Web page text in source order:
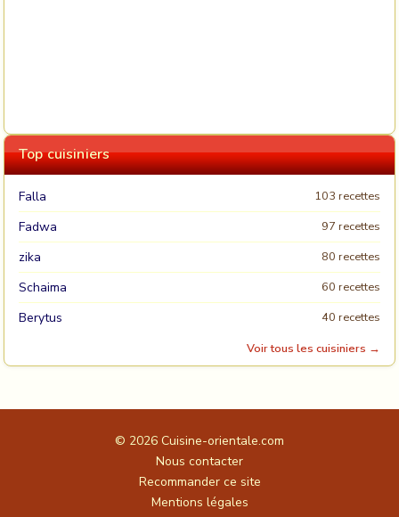
Top cuisiniers
Falla 103 recettes
Fadwa 97 recettes
zika 80 recettes
Schaima 60 recettes
Berytus
40 recettes
Voir tous les cuisiniers →
© 2026 Cuisine-orientale.com
Nous contacter
Recommander ce site
Mentions légales